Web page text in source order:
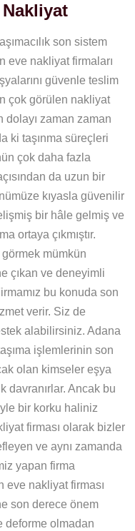
son sistem
eve nakliyat firmaları
güvenle teslim
çok görülen nakliyat
zaman zaman
ki taşınma süreçleri
çok daha fazla
da uzun bir
kıyasla güvenilir
bir hâle gelmiş ve
ortaya çıkmıştır.
mümkün
çıkan ve deneyimli
bu konuda son
verir. Siz de
alabilirsiniz. Adana
işlemlerinin son
olan kimseler eşya
davranırlar. Ancak bu
bir korku haliniz
firması olarak bizler
ve aynı zamanda
yapan firma
eve nakliyat firması
son derece önem
deforme olmadan